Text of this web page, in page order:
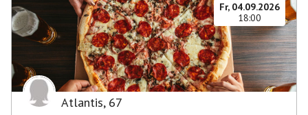
Fr, 04.09.2026
18:00
Atlantis, 67